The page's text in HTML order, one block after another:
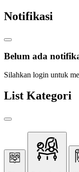
Notifikasi
Belum ada
Silahkan login untuk
List Kategori